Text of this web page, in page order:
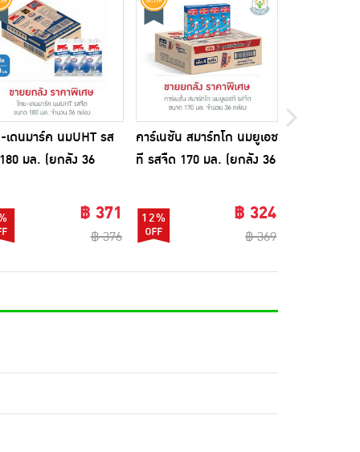
เดนมาร์ค นมUHT รส
มล. (ยกลัง 36
฿ 371
฿ 376
คาร์เนชัน สมาร์ทโก นมยูเอช
ที รสจืด 170 มล. (ยกลัง 36
12% ฿ 324
฿ 369